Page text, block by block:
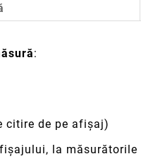
:
citire de pe afişaj)
la măsurătorile